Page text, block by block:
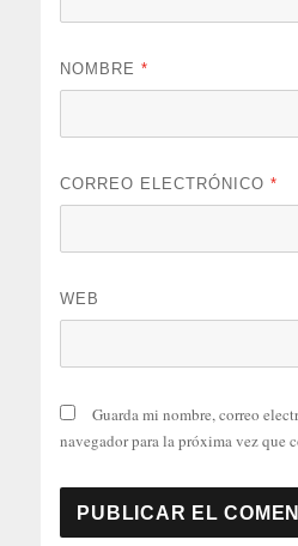
NOMBRE*
CORREO ELECTRÓNICO*
WEB
Guarda mi nombre, correo
navegador para la próxima vez que